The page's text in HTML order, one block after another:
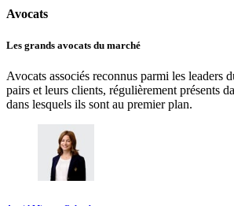
Avocats
Les grands avocats du marché
Avocats associés reconnus parmi les leaders
pairs et leurs clients, régulièrement présents
dans lesquels ils sont au premier plan.